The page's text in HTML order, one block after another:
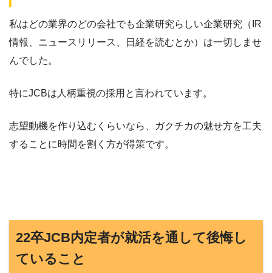
私はどの業界のどの会社でも企業研究らしい企業研究（IR
情報、ニュースリリース、日経を読むとか）は一切しませ
んでした。
特にJCBは人柄重視の採用と言われています。
志望動機を作り込むくらいなら、ガクチカの魅せ方を工夫
することに時間を割く方が得策です。
22卒JCB内定者が就活を通して後悔し
ていること